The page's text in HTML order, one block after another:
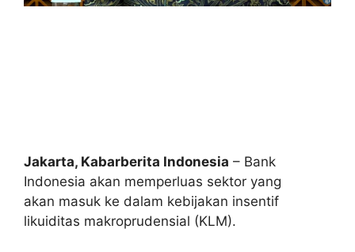
Jakarta, Kabarberita Indonesia – Bank
Indonesia akan memperluas sektor yang
akan masuk ke dalam kebijakan insentif
likuiditas makroprudensial (KLM).